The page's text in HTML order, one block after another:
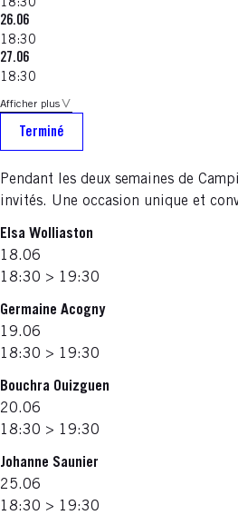
18:30
26.06
18:30
27.06
18:30
Afficher plus
Terminé
Pendant les deux semaines de
invités. Une occasion unique et
Elsa Wolliaston
18.06
18:30 > 19:30
Germaine Acogny
19.06
18:30 > 19:30
Bouchra Ouizguen
20.06
18:30 > 19:30
Johanne Saunier
25.06
18:30 > 19:30